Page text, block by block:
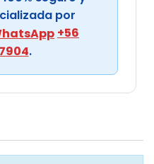
por
+56
.